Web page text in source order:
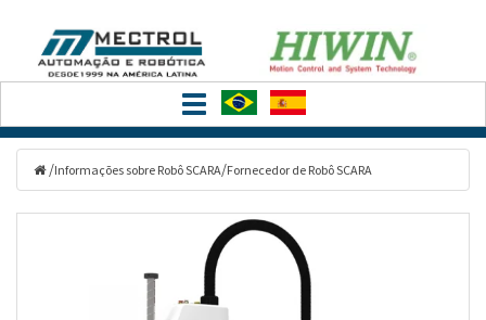
Toggle
navigation
/Informações sobre Robô SCARA/Fornecedor de Robô SCARA
Filtrar
Categorias